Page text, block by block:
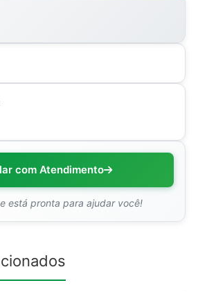
com Atendimento
está pronta para ajudar você!